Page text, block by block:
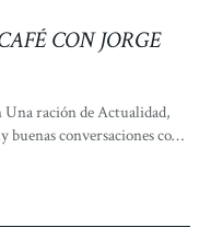
respuesta
de los
CON JORGE
Una ración de Actualidad,
buenas conversaciones con
siempre sazonadas con
ya sea por sus gentes,
fondo de blues, apoyando el